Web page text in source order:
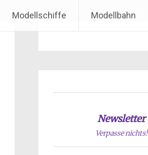
Modellschiffe Modellbahn
Newsletter
Verpasse nichts!